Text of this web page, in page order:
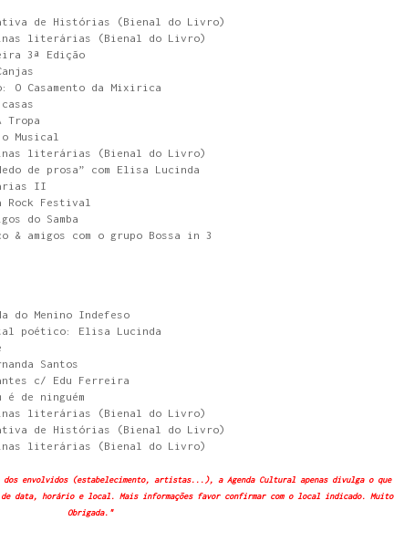
de Histórias (Bienal do Livro)
literárias (Bienal do Livro)
3ª Edição
O Casamento da Mixirica
Tropa
o Musical
literárias (Bienal do Livro)
dedo de prosa” com Elisa Lucinda
II
Rock Festival
do Samba
& amigos com o grupo Bossa in 3
do Menino Indefeso
poético: Elisa Lucinda
Santos
c/ Edu Ferreira
é de ninguém
literárias (Bienal do Livro)
de Histórias (Bienal do Livro)
literárias (Bienal do Livro)
dos envolvidos (estabelecimento, artistas...), a Agenda Cultural apenas divulga o que
data, horário e local. Mais informações favor confirmar com o local indicado. Muito
Obrigada."